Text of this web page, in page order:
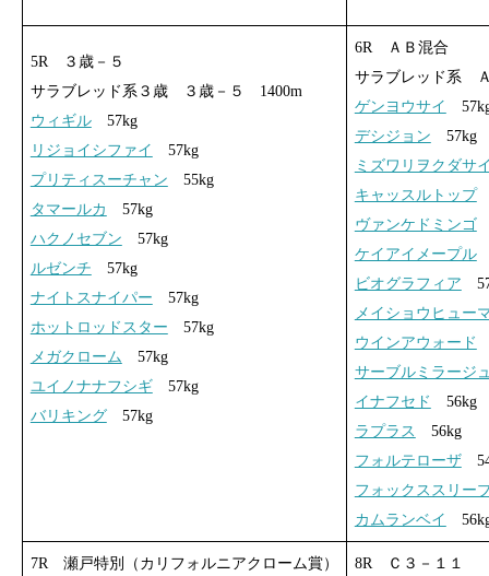
5R ３歳－５
サラブレッド系３歳 ３歳－５ 1400m
ウィギル57kg
リジョイシファイ
57kg
プリティスーチャン 55kg
タマールカ
57kg
ハクノセブン 57kg
ルゼンチ 57kg
ナイトスナイパー 57kg
ホットロッドスター 57kg
メガクローム 57kg
ユイノナナフシギ57kg
バリキング57kg
6R ＡＢ混合
サラブレッド系
ゲンヨウサイ
デシジョン 57kg
ミズワリヲクダサ
キャッスルトップ
ヴァンケドミンゴ
ケイアイメープル
ビオグラフィア
メイショウヒュー
ウインアウォード
サーブルミラージ
イナフセド
56kg
ラプラス
56kg
フォルテローザ
フォックススリー
カムランベイ
7R 瀬戸特別（カリフォルニアクローム賞） 8R Ｃ３－１１